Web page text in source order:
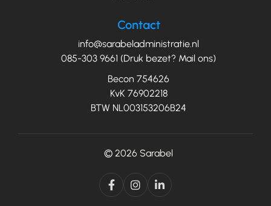
Contact
info@sarabeladministratie.nl
085-303 9661 (Druk bezet? Mail ons)
Becon 754626
KvK 76902218
BTW NL003153206B24
© 2026 Sarabel
  